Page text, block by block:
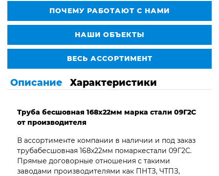
ПОЧЕМУ РАБОТАЮТ С НАМИ
НАШИ ОБЪЕКТЫ
ВЕСЬ АССОРТИМЕНТ
Описание Характеристики
Труба бесшовная 168х22мм марка стали 09Г2С
от производителя
В ассортименте компании в наличии и под заказ
трубабесшовная 168х22мм помаркестали 09Г2С.
Прямые договорные отношения с такими
заводами производителями как ПНТЗ, ЧТПЗ,